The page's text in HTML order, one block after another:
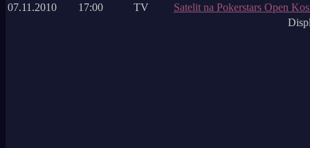
07.11.2010
17:00 TV
Satelit na Pokerstars Open